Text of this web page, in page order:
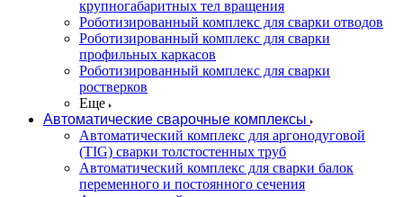
крупногабаритных тел вращения
Роботизированный комплекс для сварки отводов
Роботизированный комплекс для сварки
профильных каркасов
Роботизированный комплекс для сварки
ростверков
Еще
Автоматические сварочные комплексы
Автоматический комплекс для аргонодуговой
(TIG) сварки толстостенных труб
Автоматический комплекс для сварки балок
переменного и постоянного сечения